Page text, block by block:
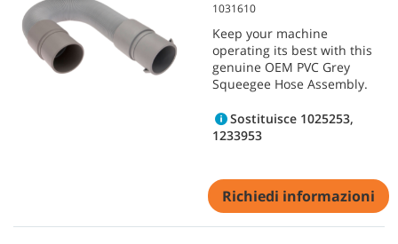
1031610
Keep your machine
operating its best with this
genuine OEM PVC Grey
Squeegee Hose Assembly.
Sostituisce 1025253,
1233953
Richiedi informazioni